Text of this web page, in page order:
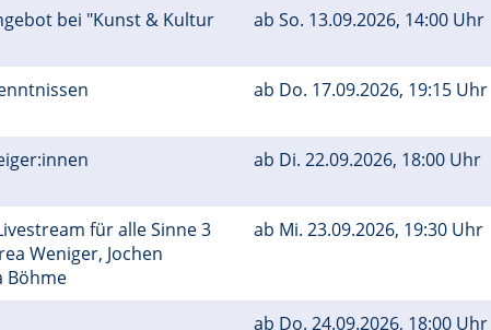
bei "Kunst & Kultur
ab So. 13.09.2026, 14:00 Uhr
ab Do. 17.09.2026, 19:15 Uhr
ab Di. 22.09.2026, 18:00 Uhr
für alle Sinne 3
Weniger, Jochen
Böhme
ab Mi. 23.09.2026, 19:30 Uhr
ab Do. 24.09.2026, 18:00 Uhr